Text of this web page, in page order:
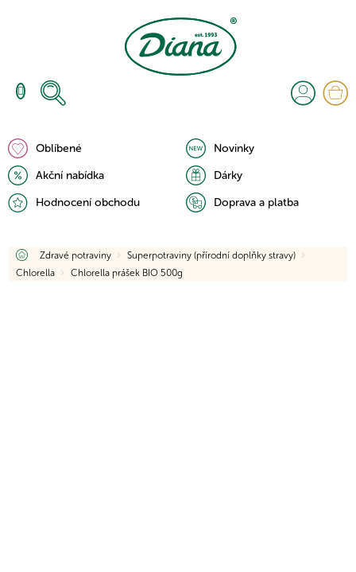
Oblíbené
Novinky
Akční nabídka
Dárky
Hodnocení obchodu
Doprava a platba
Domů
Zdravé potraviny
Superpotraviny (přírodní doplňky stravy)
Chlorella
Chlorella prášek BIO 500g